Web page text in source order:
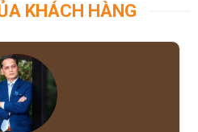
KHÁCH HÀNG